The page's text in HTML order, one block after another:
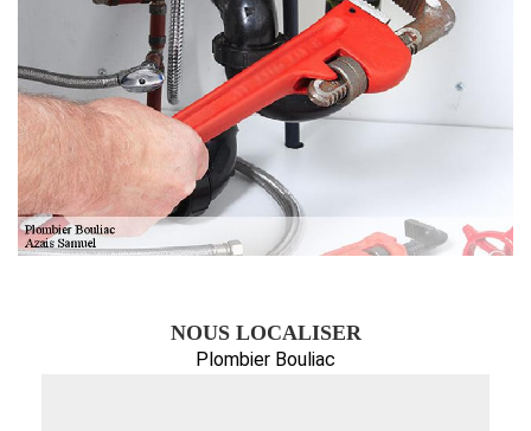
NOUS LOCALISER
Plombier Bouliac